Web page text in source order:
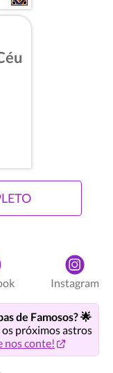
Instagram
de Famosos? 🌟
os próximos astros
nos conte!